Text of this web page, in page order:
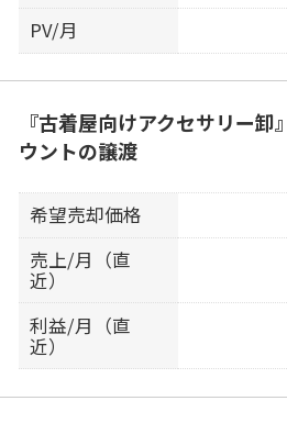
PV/月
『古着屋向けアクセサリー
ウントの譲渡
希望売却価格
売上/月（直
近）
利益/月（直
近）